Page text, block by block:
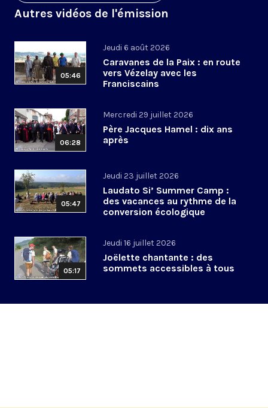
Autres vidéos de l'émission
05:46
Jeudi 6 août 2026
Caravanes de la Paix : en route
vers Vézelay avec les
Franciscains
06:28
Mercredi 29 juillet 2026
Père Jacques Hamel : dix ans
après
05:47
Jeudi 23 juillet 2026
Laudato Si’ Summer Camp :
des vacances au rythme de la
conversion écologique
05:17
Jeudi 16 juillet 2026
Joëlette chantante : des
sommets accessibles à tous